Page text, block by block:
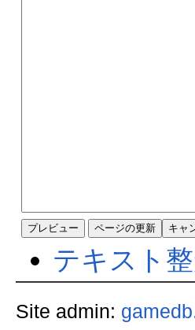
テキスト
Site admin: